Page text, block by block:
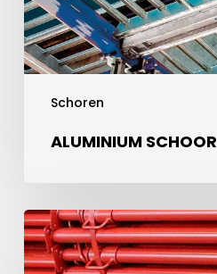
Schoren
ALUMINIUM SCHOOR